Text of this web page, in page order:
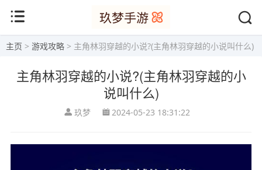
主页 > 游戏攻略 > 主角林羽穿越的小说?(主角林羽穿越的小说叫什么)
主角林羽穿越的小说?(主角林羽穿越的小
说叫什么)
玖梦 2024-05-23 18:31:22